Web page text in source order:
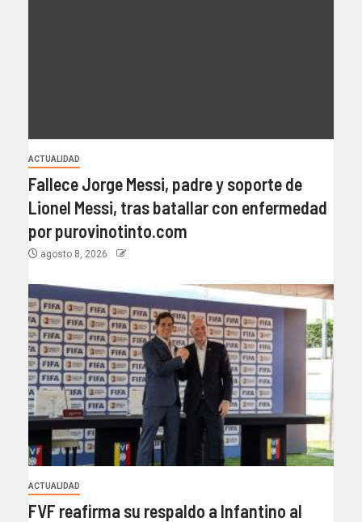
ACTUALIDAD
Fallece Jorge Messi, padre y soporte de
Lionel Messi, tras batallar con enfermedad
por purovinotinto.com
agosto 8, 2026
ACTUALIDAD
FVF reafirma su respaldo a Infantino al